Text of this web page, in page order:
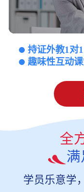
持证外教1对1
趣味性互动
全
满
学员乐意学